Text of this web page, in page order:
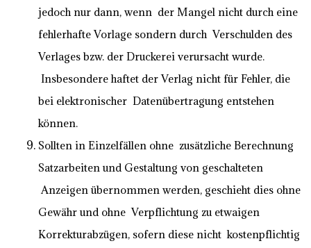
jedoch nur dann, wenn der Mangel nicht durch eine
fehlerhafte Vorlage sondern durch Verschulden des
Verlages bzw. der Druckerei verursacht wurde.
Insbesondere haftet der Verlag nicht für Fehler, die
bei elektronischer Datenübertragung entstehen
können.
Sollten in Einzelfällen ohne zusätzliche Berechnung
Satzarbeiten und Gestaltung von geschalteten
Anzeigen übernommen werden, geschieht dies ohne
Gewähr und ohne Verpflichtung zu etwaigen
Korrekturabzügen, sofern diese nicht kostenpflichtig